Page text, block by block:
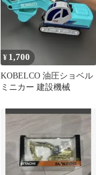
¥ 1,700
KOBELCO 油圧ショベル
ミニカー 建設機械